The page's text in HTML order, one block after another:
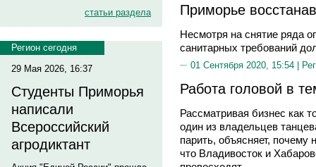
статьи раздела
Регион сегодня
29 Мая 2026, 16:37
Студенты Приморья
написали
Всероссийский
агродиктант
Приморье
Несмотря на снятие ряда
санитарных требований
01 Сентября 2020, 15:54 |
Работа головой в
Рассматривая бизнес как
один из владельцев
парить, объясняет, почему
что Владивосток и